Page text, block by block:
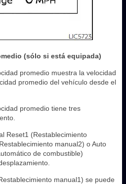
(sólo si está equipada)
promedio muestra la velocidad
promedio del vehículo desde el
promedio tiene tres
Reset1 (Restablecimiento
manual2) o Auto
de combustible)
manual1) se puede